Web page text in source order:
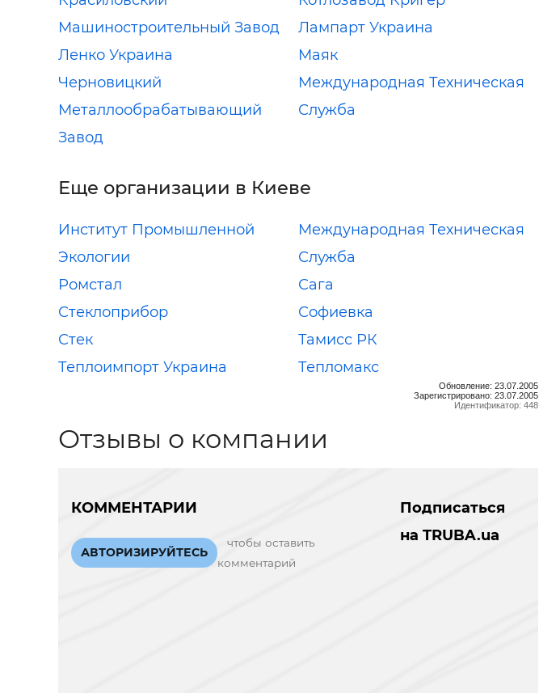
Машиностроительный Завод
Лампарт Украина
Ленко Украина
Маяк
Черновицкий
Металлообрабатывающий
Завод
Международная Техническая
Служба
Еще организации в Киеве
Институт Промышленной
Экологии
Международная Техническая
Служба
Ромстал
Сага
Стеклоприбор
Софиевка
Стек
Тамисс РК
Теплоимпорт Украина
Тепломакс
Обновление: 23.07.2005
Зарегистрировано: 23.07.2005
Идентификатор: 448
Отзывы о компании
КОММЕНТАРИИ
АВТОРИЗИРУЙТЕСЬ
чтобы оставить
комментарий
Подписаться
на TRUBA.ua